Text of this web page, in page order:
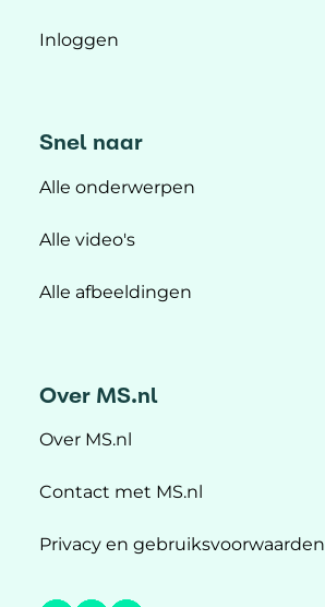
Inloggen
Snel naar
Alle onderwerpen
Alle video's
Alle afbeeldingen
Over MS.nl
Over MS.nl
Contact met MS.nl
Privacy en gebruiksvoorwaarden